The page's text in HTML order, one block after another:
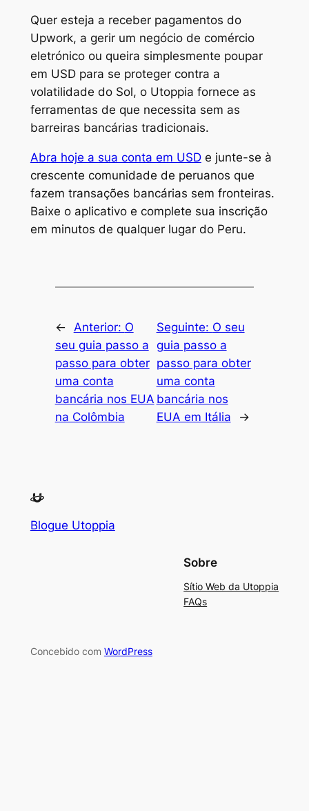
Quer esteja a receber pagamentos do
Upwork, a gerir um negócio de comércio
eletrónico ou queira simplesmente poupar
em USD para se proteger contra a
volatilidade do Sol, o Utoppia fornece as
ferramentas de que necessita sem as
barreiras bancárias tradicionais.
Abra hoje a sua conta em USDe junte-se à
crescente comunidade de peruanos que
fazem transações bancárias sem fronteiras.
Baixe o aplicativo e complete sua inscrição
em minutos de qualquer lugar do Peru.
← Anterior: O
seu guia passo a
passo para obter
uma conta
bancária nos EUA
na Colômbia
Seguinte: O seu
guia passo a
passo para obter
uma conta
bancária nos
EUA em Itália
→
Blogue Utoppia
Sobre
Sítio Web da Utoppia
FAQs
Concebido com WordPress